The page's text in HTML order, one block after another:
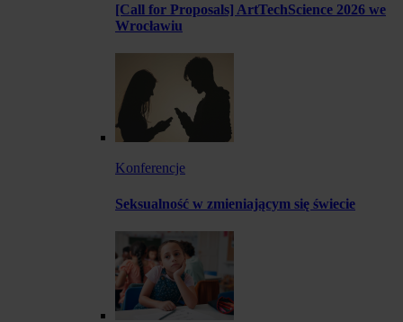
[Call for Proposals] ArtTechScience 2026 we
Wrocławiu
Konferencje
Seksualność w zmieniającym się świecie